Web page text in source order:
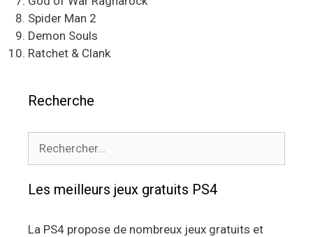
Spider Man 2
Demon Souls
Ratchet & Clank
Recherche
Les meilleurs jeux gratuits PS4
La PS4 propose de nombreux jeux gratuits et